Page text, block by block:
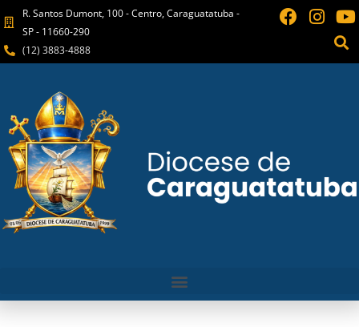
R. Santos Dumont, 100 - Centro, Caraguatatuba -
SP - 11660-290
(12) 3883-4888